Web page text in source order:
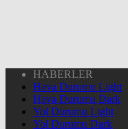
HABERLER
Hava Durumu Light
Hava Durumu Dark
Yol Durumu Light
Yol Durumu Dark